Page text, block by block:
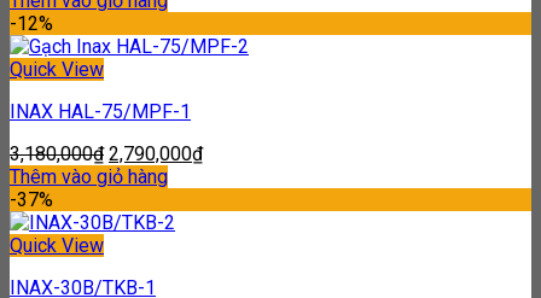
-12%
Quick View
INAX HAL-75/MPF-1
3,180,000₫ 2,790,000₫
Thêm vào giỏ hàng
-37%
Quick View
INAX-30B/TKB-1